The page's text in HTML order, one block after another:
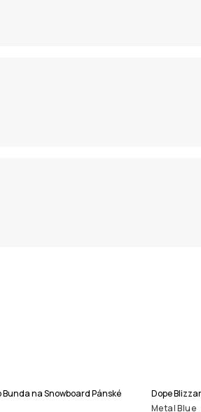
Bunda na Snowboard Pánské
Dope
Metal Blue